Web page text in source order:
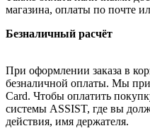
магазина, оплаты по почте
Безналичный расчёт
При оформлении заказа в
безналичной оплаты. Мы
Card. Чтобы оплатить
системы ASSIST, где вы
действия, имя держателя.